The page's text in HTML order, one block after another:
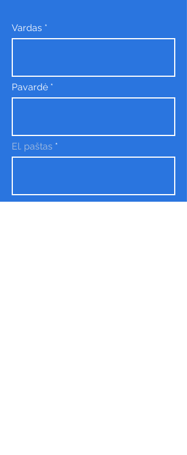
Vardas
Pavardė
El. paštas
Jūsų žinutė